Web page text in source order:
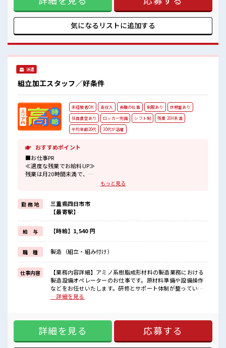
食堂・売店・休憩室もあり♪
#ryo
担当者がしっかりサポートします！ ここからスキル・ステッ
プUPしていきましょう↑↑ さらに正社員が目指せちゃいま
す！ ＼マイカーでらくらく通勤/ 車・バイク・自転車での通
勤OK！ 駐車場代は無料です★ ■職場の雰囲気 20代・30代の
に馴染んで活躍できそう！ サポートもバッチリだから未経験
からでも安心してスタートできますよ！ 食堂・売店・休憩室
気になるリストに追加する
派遣
組立加工スタッフ／好条件
未経験者OK 高収入 長期の仕事 制服あり
休憩室あり
社員食堂あり
ロッカー完備 シフト制
残業 20H未満
平均年齢20代
30代が活躍
おすすめポイント
■お仕事PR
≪適度な残業でお給料UP≫
残業は月20時間未満で、
制服があるので、
毎日の服装の悩み解消♪
≪未経験OKの仕事≫
新しいことにチャレンジするのは不安だけど、
しっかり働く環境が整っています！
イチからスキルUP・ステップUP目指していきましょう！
≪自分に合った期間で働ける≫
福利厚生が整った派遣のお仕事です！
■職場の雰囲気
20代活躍中のフレッシュな職場です☆
休憩時間にゆっくりできるスペース完備！
持ち物が多いあなたにもぴったり☆
もっと見る
勤 務 地
三重県四日市市
【最寄駅】
給 与 【時給】1,540 円
職 種 製造（組立・組み付け）
仕事内容
【業務内容詳細】アミノ系樹脂成形材料の製造業務における
製造設備オペレーターのお仕事です。原材料準備や設備操作
などをお任せいたします。研修とサポート体制が整っている
ので、未経験の方でも安心です。【取扱製品情報】アミノ系
≫ 制服があるので、 毎日の服装の悩み解消♪ ≪未経験OKの
仕事≫ 新しいことにチャレンジするのは不安だけど、 しっか
り働く環境が整っています！ イチからスキルUP・ステップ
UP目指していきましょう！ ≪自分に合った期間で働ける≫ 福
…詳細を見る
詳細を見る 応募する